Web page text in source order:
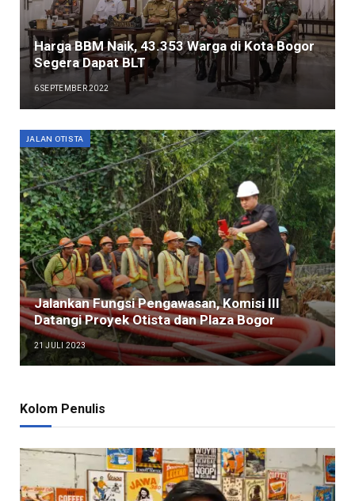
Harga BBM Naik, 43.353 Warga di Kota Bogor
Segera Dapat BLT
6 SEPTEMBER 2022
JALAN OTISTA
Jalankan Fungsi Pengawasan, Komisi III
Datangi Proyek Otista dan Plaza Bogor
21 JULI 2023
Kolom Penulis